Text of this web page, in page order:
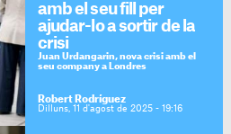
amb el seu fill per
ajudar-lo a sortir de la
crisi
Juan Urdangarin, nova crisi amb el
seu company a Londres
Robert Rodríguez
Dilluns, 11 d'agost de 2025 - 19:16